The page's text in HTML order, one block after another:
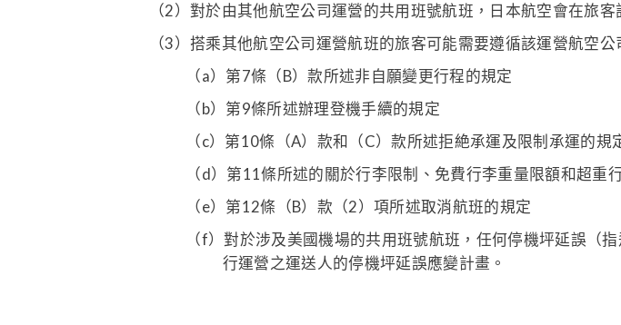
（2）對於由其他航空公司運營的共用班號航班，日本航空會在旅
（3）搭乘其他航空公司運營航班的旅客可能需要遵循該運營航空
（a） 第7條（B）款所述非自願變更行程的規定
（b） 第9條所述辦理登機手續的規定
（c） 第10條（A）款和（C）款所述拒絶承運及限制承運的規
（d） 第11條所述的關於行李限制、免費行李重量限額和超重
（e） 第12條（B）款（2）項所述取消航班的規定
（f）對於涉及美國機場的共用班號航班，任何停機坪延誤（
行運營之運送人的停機坪延誤應變計畫。